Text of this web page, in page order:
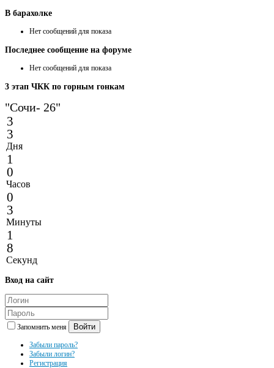
В барахолке
Нет сообщений для показа
Последнее сообщение на форуме
Нет сообщений для показа
3 этап ЧКК по горным гонкам
"Сочи- 26"
3
3
Дня
1
0
Часов
0
3
Минуты
1
8
Секунд
Вход на сайт
Запомнить меня Войти
Забыли пароль?
Забыли логин?
Регистрация